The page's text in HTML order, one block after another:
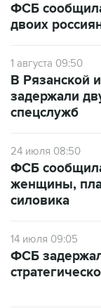
ФСБ
двоих
1 августа 09:50
В Рязанской
задержали
спецслужб
24 июля 08:50
ФСБ
женщины,
силовика
14 июля 09:05
ФСБ